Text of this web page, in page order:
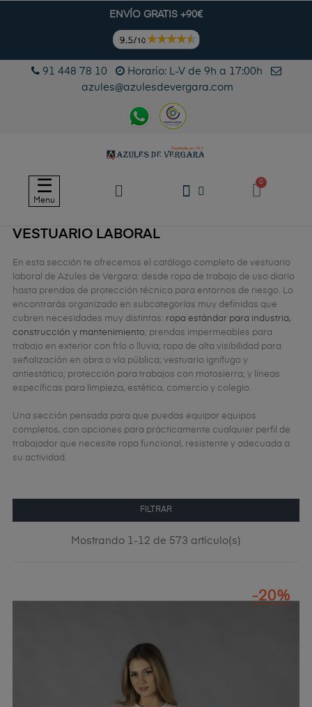
ENVÍO GRATIS +90€
91 448 78 10
Horario: L-V de 9h a 17:00h
azules@azulesdevergara.com
Navegación
de
palanca
☰
Menu
VESTUARIO LABORAL
En esta sección te ofrecemos el catálogo completo de vestuario
laboral de Azules de Vergara: desde ropa de trabajo de uso diario
hasta prendas de protección técnica para entornos de riesgo. Lo
encontrarás organizado en subcategorías muy definidas que
cubren necesidades muy distintas: ropa estándar para industria,
construcción y mantenimiento; prendas impermeables para
trabajo en exterior con frío o lluvia; ropa de alta visibilidad para
señalización en obra o vía pública; vestuario ignífugo y
antiestático; protección para trabajos con motosierra; y líneas
específicas para limpieza, estética, comercio y colegio.
Una sección pensada para que puedas equipar equipos
completos, con opciones para prácticamente cualquier perfil de
trabajador que necesite ropa funcional, resistente y adecuada a
su actividad.
FILTRAR
Mostrando 1-12 de 573 artículo(s)
-20%